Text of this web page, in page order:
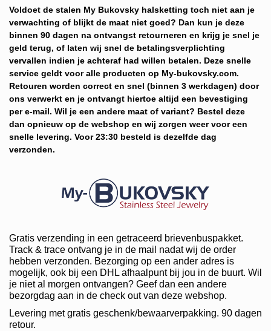
Voldoet de stalen My Bukovsky halsketting toch niet aan je
verwachting of blijkt de maat niet goed? Dan kun je deze
binnen 90 dagen na ontvangst retourneren en krijg je snel je
geld terug, of laten wij snel de betalingsverplichting
vervallen indien je achteraf had willen betalen. Deze snelle
service geldt voor alle producten op My-bukovsky.com.
Retouren worden correct en snel (binnen 3 werkdagen) door
ons verwerkt en je ontvangt hiertoe altijd een bevestiging
per e-mail. Wil je een andere maat of variant? Bestel deze
dan opnieuw op de webshop en wij zorgen weer voor een
snelle levering. Voor 23:30 besteld is dezelfde dag
verzonden.
Gratis verzending in een getraceerd brievenbuspakket.
Track & trace ontvang je in de mail nadat wij de order
hebben verzonden. Bezorging op een ander adres is
mogelijk, ook bij een DHL afhaalpunt bij jou in de buurt. Wil
je niet al morgen ontvangen? Geef dan een andere
bezorgdag aan in de check out van deze webshop.
Levering met gratis geschenk/bewaarverpakking. 90 dagen
retour.